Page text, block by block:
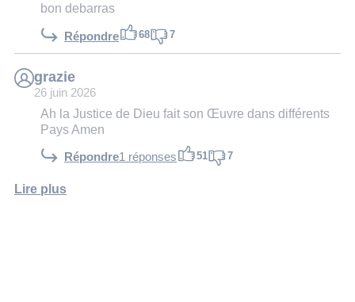
bon debarras
Répondre 68 7
grazie
26 juin 2026
Ah la Justice de Dieu fait son Œuvre dans différents
Pays Amen
Répondre1 réponses 51 7
Lire plus